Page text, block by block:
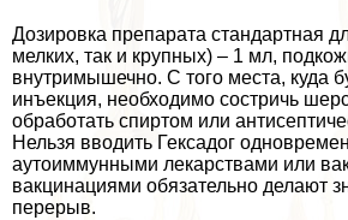
Дозировка препарата стандартная
мелких, так и крупных) – 1 мл,
внутримышечно. С того места, куда
инъекция, необходимо состричь
обработать спиртом или
Нельзя вводить Гексадог
аутоиммунными лекарствами или
вакцинациями обязательно делают
перерыв.